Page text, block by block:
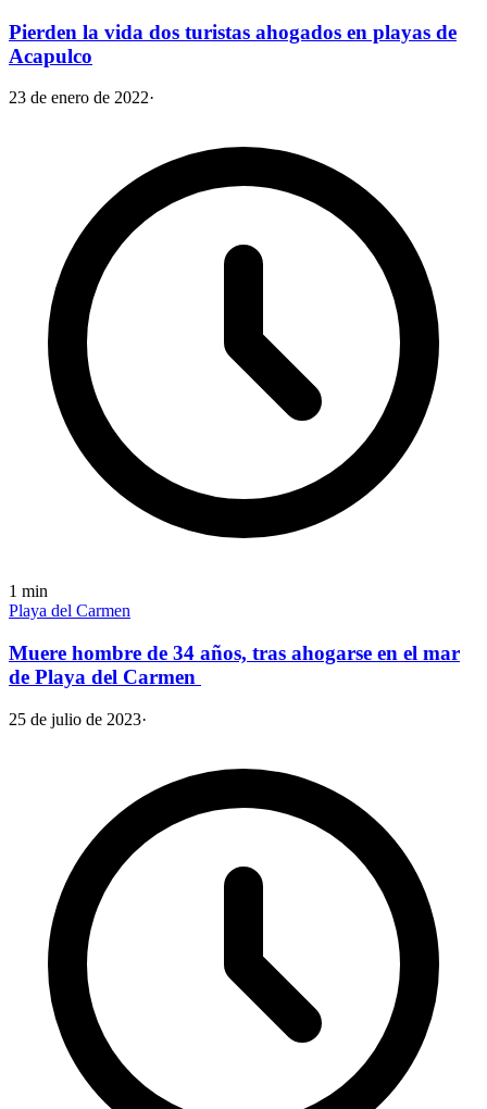
Pierden la vida dos turistas ahogados en playas de
Acapulco
23 de enero de 2022·
1 min
Playa del Carmen
Muere hombre de 34 años, tras ahogarse en el mar
de Playa del Carmen
25 de julio de 2023·